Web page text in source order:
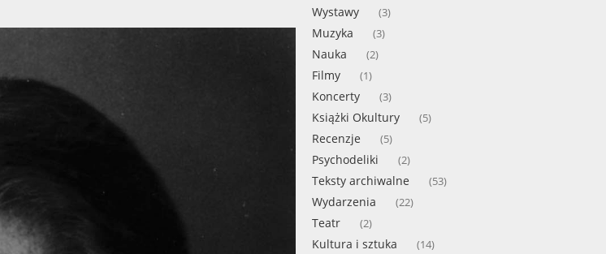
Wystawy (3)
Muzyka (3)
Nauka (2)
Filmy (1)
Koncerty (3)
Książki Okultury (5)
Recenzje (5)
Psychodeliki (2)
Teksty archiwalne (53)
Wydarzenia (22)
Teatr (2)
Kultura i sztuka (14)